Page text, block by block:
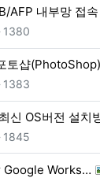
AFP 내부망 접
조회
1380
토샵
조회
1383
신 OS버전 설치
조회
1845
Google Works…